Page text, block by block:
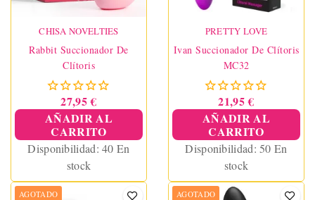
CHISA NOVELTIES
Rabbit Succionador De
Clítoris
27,95 €
AÑADIR AL
CARRITO
Disponibilidad:40 En
stock
PRETTY LOVE
Ivan Succionador De Clítoris
MC32
21,95 €
AÑADIR AL
CARRITO
Disponibilidad:50 En
stock
AGOTADO AGOTADO